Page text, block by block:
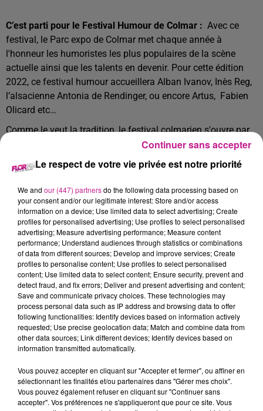
C’est parti pour le Festival Humour de Colmar : Avec ce
festival, le Parc expo de Colmar met chaque année à
l'honneur les humoristes les plus populaires de la scène
actuelle ainsi que les talents en devenir. Pour cette édition
2022, ce festival humour accueillera Alban Ivanov, Inès Reg,
l’alsacienne Antonia de Rendinger, ou encore Artus, Fabien
Olicard etc…
Comme le veut la tradition, le festival colmarien s'ouvre par
une soirée régionale avec un talent local. C’est au Resort
Barrière de Ribeauvillé que vous pourrez découvrir Patricia
Weller & Denis Germain, pour leur spectacle « Sors tes
Couverts ! ». Début de la représentation à 20h30.
Job dating à Mulhouse :C’est un job dating organisé
aujourd’hui pour les jeunes en particulier. C’est ce soir. Une
vingtaine de postes seront proposés dans plusieurs secteurs
Reste à savoir où aura lieu ce job dating : Le lieu est dévoilé
uniquement après sur inscription via
https://wiz.bi/3CKzaV9. Mais on peut vous dire que c’est un
lieu atypique en plein cœur de Mulhouse !
Ce job dating aura lieu ce soir entre 17h30 et 20h30.
TITRES DIFFUSÉS Voir plus
Le respect de votre vie privée est notre priorité
We and our (447) partnersdo the following data processing based on
your consent and/or our legitimate interest: Store and/or access
information on a device; Use limited data to select advertising; Create
profiles for personalised advertising; Use profiles to select personalised
advertising; Measure advertising performance; Measure content
performance; Understand audiences through statistics or combinations
of data from different sources; Develop and improve services; Create
profiles to personalise content; Use profiles to select personalised
content; Use limited data to select content; Ensure security, prevent and
detect fraud, and fix errors; Deliver and present advertising and content;
Save and communicate privacy choices. These technologies may
process personal data such as IP address and browsing data to offer
following functionalities: Identify devices based on information actively
requested; Use precise geolocation data; Match and combine data from
other data sources; Link different devices; Identify devices based on
information transmitted automatically.
Vous pouvez accepter en cliquant sur "Accepter et fermer", ou affiner en
sélectionnant les finalités et/ou partenaires dans "Gérer mes choix".
Vous pouvez également refuser en cliquant sur "Continuer sans
accepter". Vos préférences ne s'appliqueront que pour ce site. Vous
Continuer sans accepter